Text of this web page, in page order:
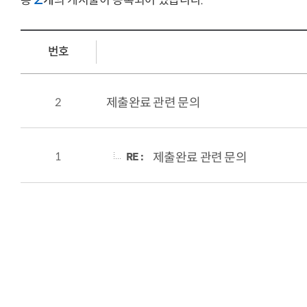
번호
2 제출완료 관련 문의
1 RE : 제출완료 관련 문의